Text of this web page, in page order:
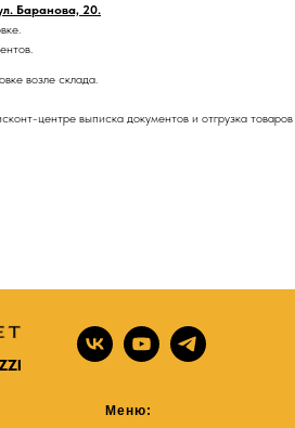
Баранова, 20.
возле склада.
центре выписка документов и отгрузка товаров
Меню: